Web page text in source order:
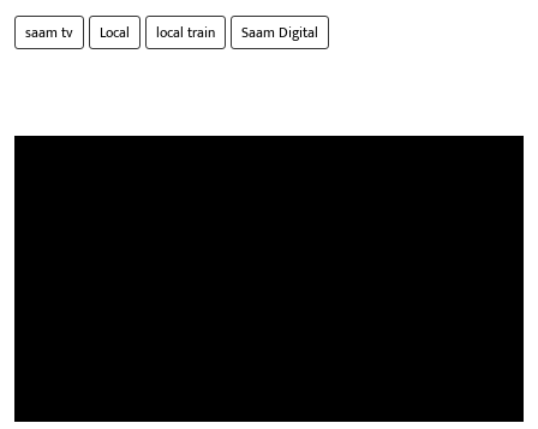
saam tv Local local train Saam Digital